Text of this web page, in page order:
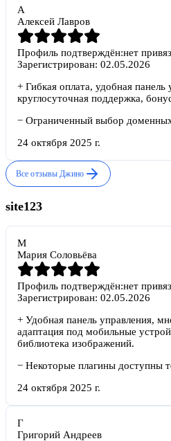
А
Алексей Лавров
Профиль подтверждён:нет
Зарегистрирован: 02.05.2026
+ Гибкая оплата, удобная панель
круглосуточная поддержка,
− Ограниченный выбор
24 октября 2025 г.
Все отзывыДжино
site123
М
Мария Соловьёва
Профиль подтверждён:нет
Зарегистрирован: 02.05.2026
+ Удобная панель управления,
адаптация под мобильные
библиотека изображений.
− Некоторые плагины доступны
24 октября 2025 г.
Г
Григорий Андреев